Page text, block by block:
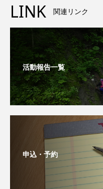
LINK 関連リンク
活動報告一覧
申込・予約